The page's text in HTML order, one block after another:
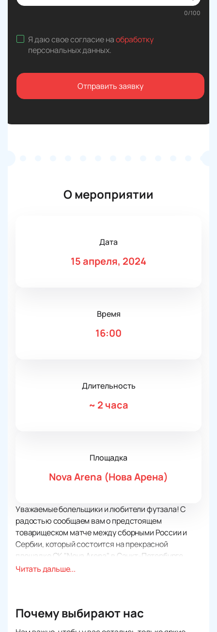
0/100
Я даю свое согласие наобработку
персональных данных.
Отправить заявку
О мероприятии
Дата
15 апреля, 2024
Время
16:00
Длительность
~ 2 часа
Площадка
Nova Arena (Нова Арена)
Уважаемые болельщики и любители футзала! С
радостью сообщаем вам о предстоящем
товарищеском матче между сборными России и
Сербии, который состоится на прекрасной
площадке СК "Nova Arena" в Санкт-Петербурге.
Это будет настоящий футзальный праздник, где
игроками, примет вызов от сборной Сербии,
Читать дальше...
Почему выбирают нас